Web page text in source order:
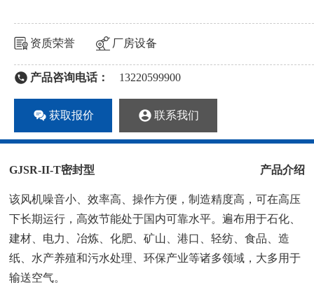
资质荣誉 厂房设备
产品咨询电话： 13220599900
获取报价 联系我们
GJSR-II-T密封型 产品介绍
该风机噪音小、效率高、操作方便，制造精度高，可在高压
下长期运行，高效节能处于国内可靠水平。遍布用于石化、
建材、电力、冶炼、化肥、矿山、港口、轻纺、食品、造
纸、水产养殖和污水处理、环保产业等诸多领域，大多用于
输送空气。